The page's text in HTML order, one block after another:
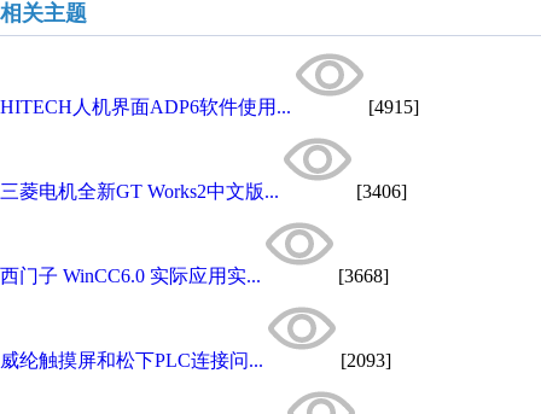
相关主题
HITECH人机界面ADP6软件使用... [4915]
三菱电机全新GT Works2中文版... [3406]
西门子 WinCC6.0 实际应用实... [3668]
威纶触摸屏和松下PLC连接问... [2093]